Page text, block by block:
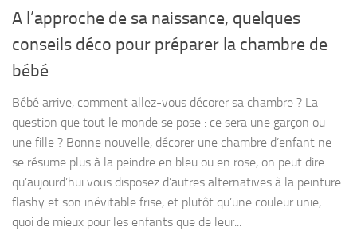
A l’approche de sa naissance, quelques
conseils déco pour préparer la chambre de
bébé
Bébé arrive, comment allez-vous décorer sa chambre ? La
question que tout le monde se pose : ce sera une garçon ou
une fille ? Bonne nouvelle, décorer une chambre d’enfant ne
se résume plus à la peindre en bleu ou en rose, on peut dire
qu’aujourd’hui vous disposez d’autres alternatives à la peinture
flashy et son inévitable frise, et plutôt qu’une couleur unie,
quoi de mieux pour les enfants que de leur...